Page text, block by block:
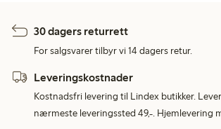
30 dagers returrett
For salgsvarer tilbyr vi 14 dagers retur.
Leveringskostnader
Kostnadsfri levering til Lindex butikker.
nærmeste leveringssted 49,-. Hjemlevering